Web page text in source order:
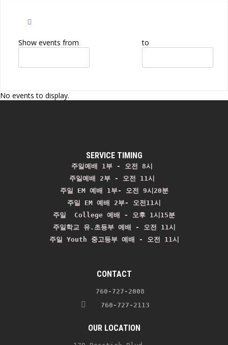
Show events from to
No events to display.
SERVICE TIMING
주일예배 1부 - 오전 8시
주일예배 2부 - 오전 11시
주일 EM 예배 1부- 오전 9시20분
주일 EM 예배 2부- 오전11시
주일  College 예배 - 오후 1시15분
주일학교 유.초등부 예배 - 오전 11시
주일 Youth 중고등부 예배 - 오전 11시
CONTACT
760-727-2008
760-727-2113
OUR LOCATION